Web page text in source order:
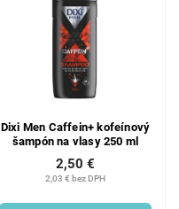
Dixi Men Caffein+ kofeínový
šampón na vlasy 250 ml
2,03 € bez DPH
2,50 €